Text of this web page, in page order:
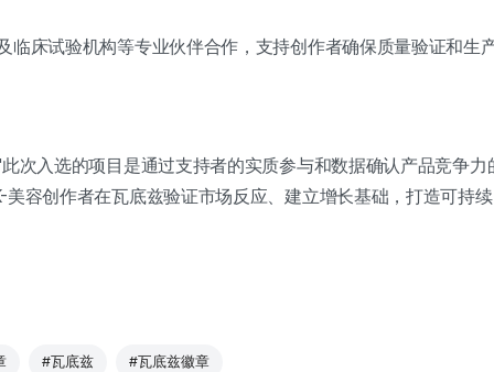
临床试验机构等专业伙伴合作，支持创作者确保质量验证和生
次入选的项目是通过支持者的实质参与和数据确认产品竞争力
美容创作者在瓦底兹验证市场反应、建立增长基础，打造可持
#瓦底兹 #瓦底兹徽章